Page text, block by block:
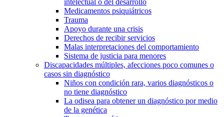
Medicamentos psiquiátricos
Trauma
Apoyo durante una crisis
Derechos de recibir servicios
Malas interpretaciones del comportamiento
Sistema de justicia para menores
Discapacidades múltiples, afecciones poco comunes o
casos sin diagnóstico
Niños con condición rara, varios diagnósticos o
no tiene diagnóstico
La odisea para obtener un diagnóstico por medio
de la genética